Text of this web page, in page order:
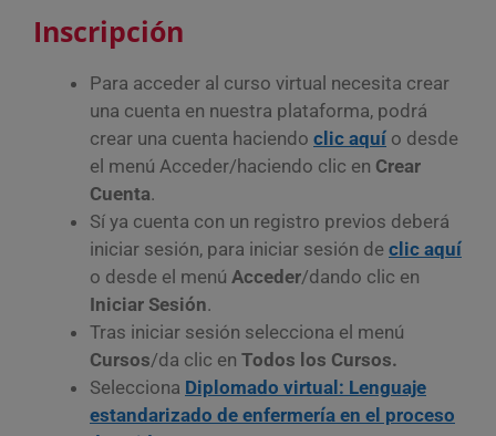
Inscripción
Para acceder al curso virtual necesita crear
una cuenta en nuestra plataforma, podrá
crear una cuenta haciendo clic aquí o desde
el menú Acceder/haciendo clic en Crear
Cuenta.
Sí ya cuenta con un registro previos deberá
iniciar sesión, para iniciar sesión de clic aquí
o desde el menú Acceder/dando clic en
Iniciar Sesión.
Tras iniciar sesión selecciona el menú
Cursos/da clic en Todos los Cursos.
Selecciona Diplomado virtual: Lenguaje
estandarizado de enfermería en el proceso